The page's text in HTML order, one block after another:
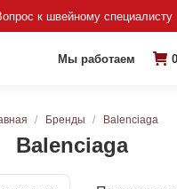
к швейному специалисту
Мы работаем 0
Balenciaga
здесь:Бренды Balenciaga